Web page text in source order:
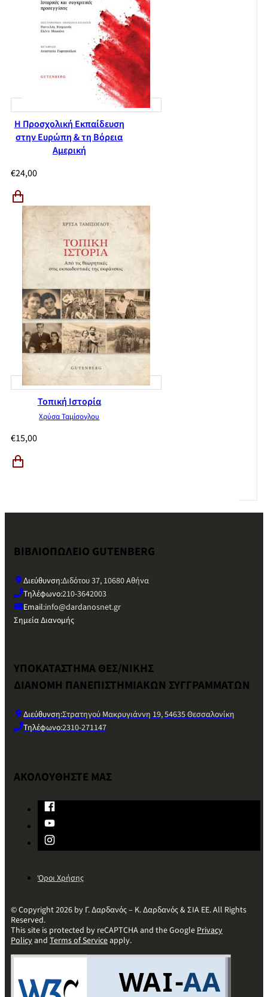
Η Προσχολική Εκπαίδευση
στην Ευρώπη & τη Βόρεια
Αμερική
€24,00
Τοπική Ιστορία
Χρύσα Ταμίσογλου
€15,00
ΒΙΒΛΙΟΠΩΛΕΙΟ GUTENBERG
Διεύθυνση:Διδότου 37, 10680 Αθήνα
Τηλέφωνο:210-3642003
Email:info@dardanosnet.gr
Σημεία Διανομής
ΥΠΟΚΑΤΑΣΤΗΜΑ ΘΕΣ/ΝΙΚΗΣ
ΔΙΑΝΟΜΗ ΠΑΝΕΠΙΣΤΗΜΙΑΚΩΝ ΣΥΓΓΡΑΜΜΑΤΩΝ
Διεύθυνση:Στρατηγού Μακρυγιάννη 19, 54635 Θεσσαλονίκη
Τηλέφωνο:2310-271147
ΑΚΟΛΟΥΘΗΣΤΕ ΜΑΣ
Όροι Χρήσης
© Copyright 2026 by Γ. Δαρδανός – Κ. Δαρδανός & ΣΙΑ ΕΕ. All Rights
Reserved.
This site is protected by reCAPTCHA and the GooglePrivacy
Policyand Terms of Serviceapply.